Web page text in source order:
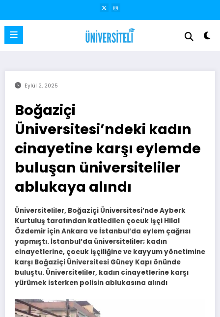
Eylül 2, 2025
Boğaziçi
Üniversitesi’ndeki kadın
cinayetine karşı eylemde
buluşan üniversiteliler
ablukaya alındı
Üniversiteliler, Boğaziçi Üniversitesi’nde Ayberk
Kurtuluş tarafından katledilen çocuk işçi Hilal
Özdemir için Ankara ve İstanbul’da eylem çağrısı
yapmıştı. İstanbul’da üniversiteliler; kadın
cinayetlerine, çocuk işçiliğine ve kayyum yönetimine
karşı Boğaziçi Üniversitesi Güney Kapı önünde
buluştu. Üniversiteliler, kadın cinayetlerine karşı
yürümek isterken polisin ablukasına alındı